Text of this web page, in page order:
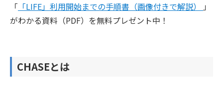
「 「LIFE」利用開始までの手順書（画像付きで解説）
」
がわかる資料（PDF）を無料プレゼント中！
CHASEとは